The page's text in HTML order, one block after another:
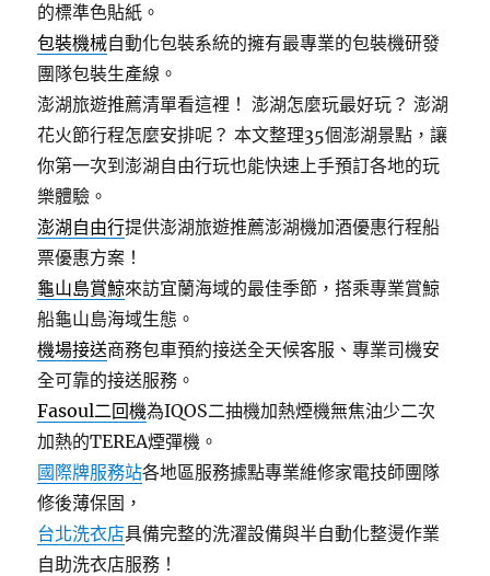
的標準色貼紙。
包裝機械自動化包裝系統的擁有最專業的包裝機研發
團隊包裝生產線。
澎湖旅遊推薦清單看這裡！ 澎湖怎麼玩最好玩？ 澎湖
花火節行程怎麼安排呢？ 本文整理35個澎湖景點，讓
你第一次到澎湖自由行玩也能快速上手預訂各地的玩
樂體驗。
澎湖自由行提供澎湖旅遊推薦澎湖機加酒優惠行程船
票優惠方案！
龜山島賞鯨來訪宜蘭海域的最佳季節，搭乘專業賞鯨
船龜山島海域生態。
機場接送商務包車預約接送全天候客服、專業司機安
全可靠的接送服務。
Fasoul二回機為IQOS二抽機加熱煙機無焦油少二次
加熱的TEREA煙彈機。
國際牌服務站各地區服務據點專業維修家電技師團隊
修後薄保固，
台北洗衣店具備完整的洗濯設備與半自動化整燙作業
自助洗衣店服務！